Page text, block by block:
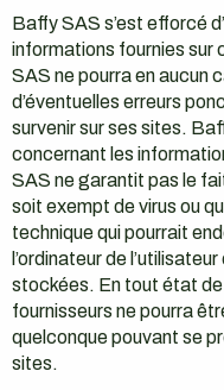
Baffy SAS s’est efforcé
informations fournies sur
SAS ne pourra en aucun
d’éventuelles erreurs
survenir sur ses sites.
concernant les
SAS ne garantit pas le
soit exempt de virus ou
technique qui pourrait
l’ordinateur de
stockées. En tout état
fournisseurs ne pourra
quelconque pouvant se
sites.